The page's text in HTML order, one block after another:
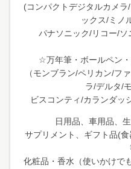
(コンパクトデジタルカメ
ックス/ミノ
パナソニック/リコー/
☆万年筆・ボールペン
（モンブラン/ペリカン/フ
ラ/デルタ/
ビスコンティ/カランダッ
日用品、車用品、
サプリメント、ギフト品(
化粧品・香水（使いかけで